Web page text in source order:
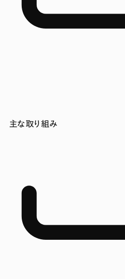
主な取り組み